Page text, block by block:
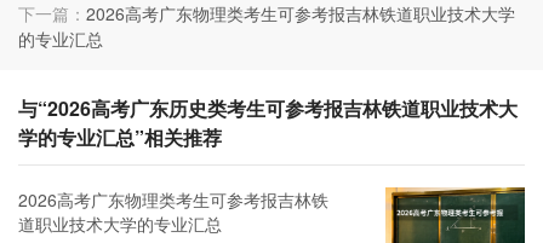
下一篇： 2026高考广东物理类考生可参考报吉林铁道职业技术大学
的专业汇总
与“2026高考广东历史类考生可参考报吉林铁道职业技术大
学的专业汇总”相关推荐
2026高考广东物理类考生可参考报吉林铁
道职业技术大学的专业汇总